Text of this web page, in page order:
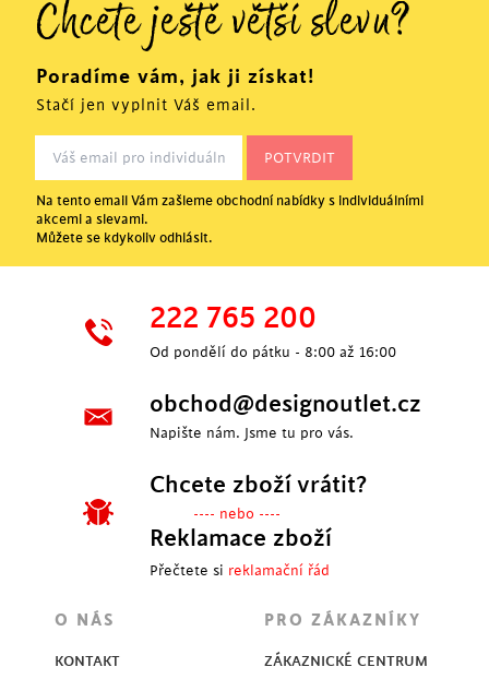
Chcete ještě větší slevu?
Poradíme vám, jak ji získat!
Stačí jen vyplnit Váš email.
Na tento email Vám zašleme obchodní nabídky s individuálními
akcemi a slevami.
Můžete se kdykoliv odhlásit.
222 765 200
Od pondělí do pátku - 8:00 až 16:00
obchod@designoutlet.cz
Napište nám. Jsme tu pro vás.
Chcete zboží vrátit?
---- nebo ----
Reklamace zboží
Přečtete si reklamační řád
O NÁS
KONTAKT
PRO ZÁKAZNÍKY
ZÁKAZNICKÉ CENTRUM